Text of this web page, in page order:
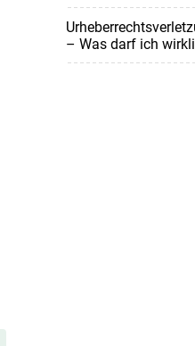
– Was darf ich